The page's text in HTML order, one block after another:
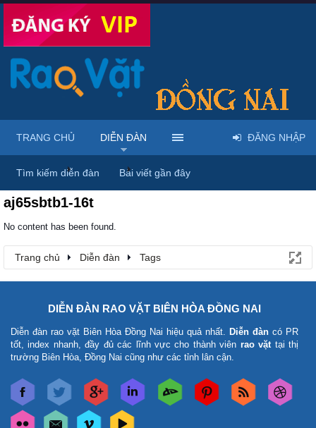
Trang chủ Diễn đàn Tags
aj65sbtb1-16t
No content has been found.
Trang chủ Diễn đàn Tags
TRANG CHỦ DIỄN ĐÀN
Tìm kiếm diễn đàn Bài viết gần đây
ĐĂNG NHẬP
DIỄN ĐÀN RAO VẶT BIÊN HÒA ĐỒNG NAI
Diễn đàn rao vặt Biên Hòa Đồng Nai hiệu quả nhất. Diễn đàn có PR
tốt, index nhanh, đầy đủ các lĩnh vực cho thành viên rao vặttại thị
trường Biên Hòa, Đồng Nai cũng như các tỉnh lân cận.